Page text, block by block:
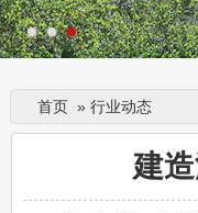
首页 » 行业动态
建